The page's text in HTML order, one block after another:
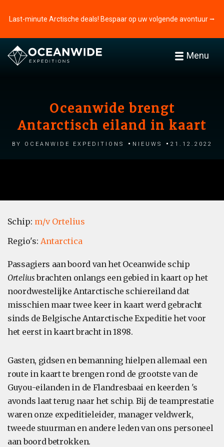
Last-minute Arctische deals! Bespaar op uw volgende avontuur ⭢
Menu
Oceanwide brengt
Antarctisch eiland in kaart
by Oceanwide Expeditions Nieuws 21.12.2022
Schip: m/v Ortelius
Regio's: Antarctica
Passagiers aan boord van het Oceanwide schip
Orteliusbrachten onlangs een gebied in kaart op het
noordwestelijke Antarctische schiereiland dat
misschien maar twee keer in kaart werd gebracht
sinds de Belgische Antarctische Expeditie het voor
het eerst in kaart bracht in 1898.
Gasten, gidsen en bemanning hielpen allemaal een
route in kaart te brengen rond de grootste van de
Guyou-eilanden in de Flandresbaai en keerden 's
avonds laat terug naar het schip. Bij de teamprestatie
waren onze expeditieleider, manager veldwerk,
tweede stuurman en andere leden van ons personeel
aan boord betrokken.